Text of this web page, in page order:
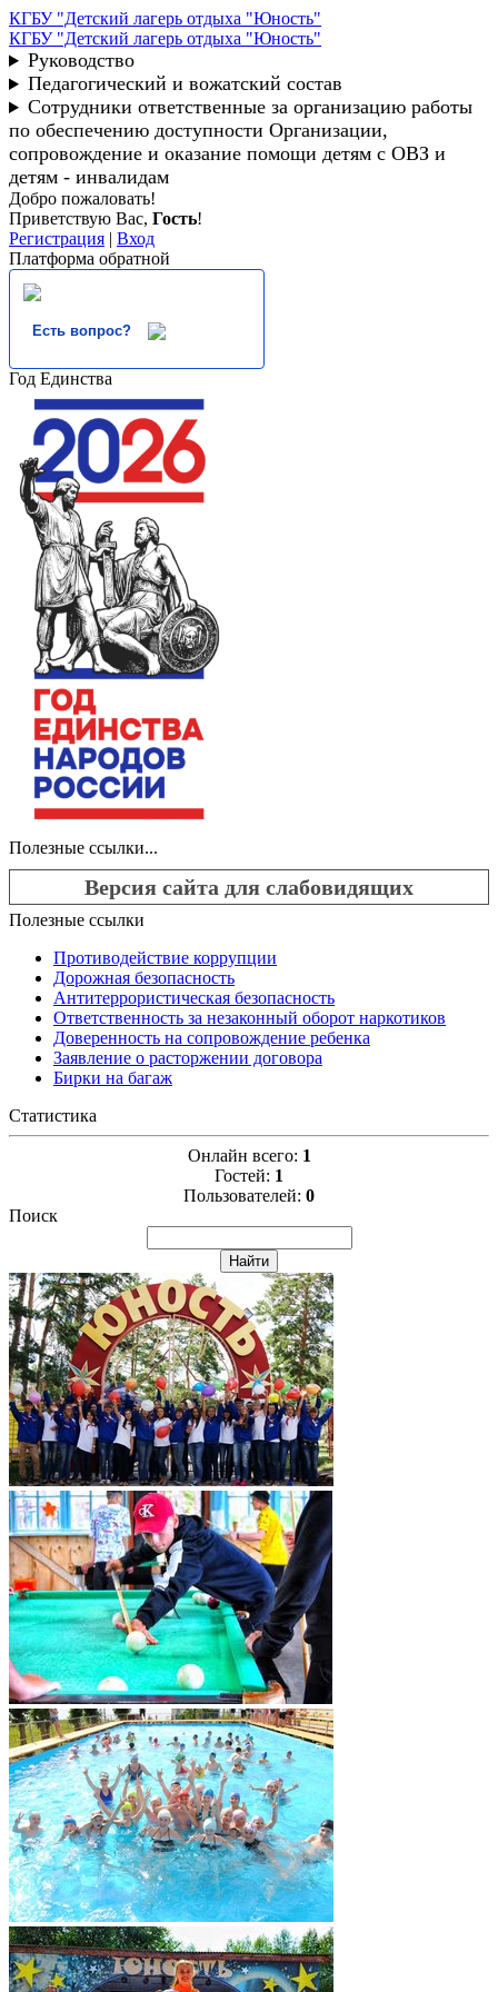
КГБУ "Детский лагерь отдыха "Юность"
КГБУ "Детский лагерь отдыха "Юность"
Руководство
Педагогический и вожатский состав
Сотрудники ответственные за организацию работы
по обеспечению доступности Организации,
сопровождение и оказание помощи детям с ОВЗ и
детям - инвалидам
Добро пожаловать!
Приветствую Вас, Гость!
Регистрация | Вход
Платформа обратной
Есть вопрос?
Год Единства
Полезные ссылки...
Версия сайта для слабовидящих
Полезные ссылки
Противодействие коррупции
Дорожная безопасность
Антитеррористическая безопасность
Ответственность за незаконный оборот наркотиков
Доверенность на сопровождение ребенка
Заявление о расторжении договора
Бирки на багаж
Статистика
Онлайн всего: 1
Гостей: 1
Пользователей: 0
Поиск